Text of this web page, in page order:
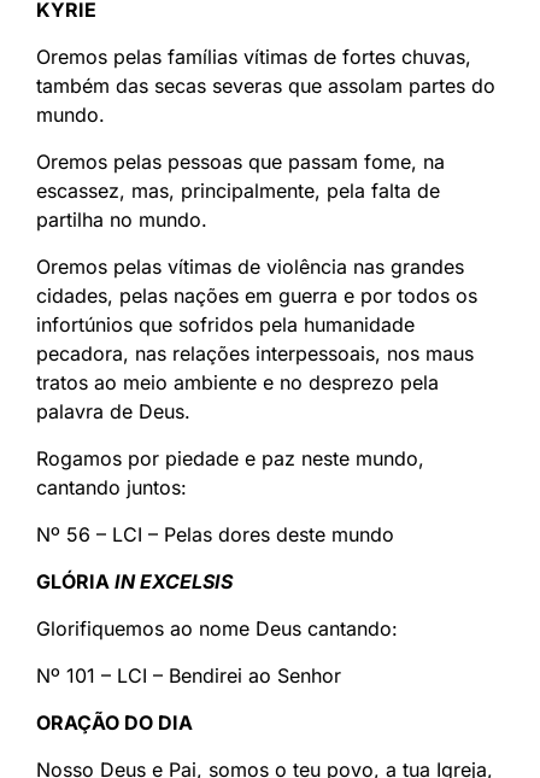
KYRIE
Oremos pelas famílias vítimas de fortes chuvas,
também das secas severas que assolam partes do
mundo.
Oremos pelas pessoas que passam fome, na
escassez, mas, principalmente, pela falta de
partilha no mundo.
Oremos pelas vítimas de violência nas grandes
cidades, pelas nações em guerra e por todos os
infortúnios que sofridos pela humanidade
pecadora, nas relações interpessoais, nos maus
tratos ao meio ambiente e no desprezo pela
palavra de Deus.
Rogamos por piedade e paz neste mundo,
cantando juntos:
Nº 56 – LCI – Pelas dores deste mundo
GLÓRIA IN EXCELSIS
Glorifiquemos ao nome Deus cantando:
Nº 101 – LCI – Bendirei ao Senhor
ORAÇÃO DO DIA
Nosso Deus e Pai, somos o teu povo, a tua Igreja,